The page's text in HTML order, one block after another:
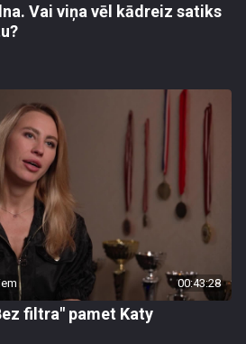
Vai viņa vēl kādreiz satiks
00:43:28
filtra" pamet Katy